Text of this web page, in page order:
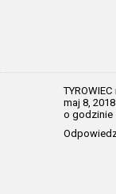
TYROWIEC
maj 8, 2018
o godzinie